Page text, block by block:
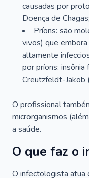
causadas por
Doença de Chagas;
Príons: são
vivos) que
altamente
por príons:
Creutzfeldt-Jakob
O profissional
microrganismos
a saúde.
O que faz o
O infectologista atua